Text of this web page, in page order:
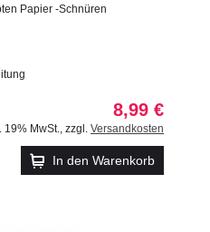
Papier -Schnüren
8,99 €
19% MwSt. zzgl. Versandkosten
In den Warenkorb